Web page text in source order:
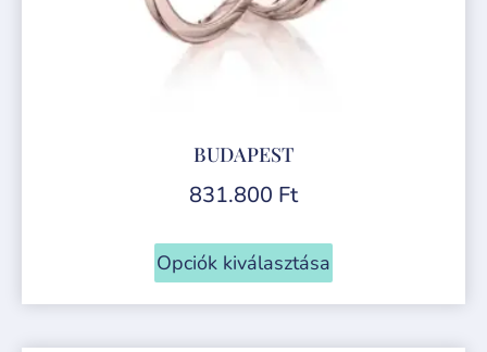
BUDAPEST
831.800 Ft
Opciók kiválasztása